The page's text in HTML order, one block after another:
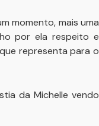
momento, mais uma
por ela respeito e
representa para o
da Michelle vendo